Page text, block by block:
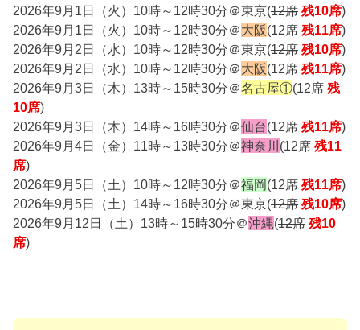
2026年9月1日（火）10時～12時30分＠東京(12席 残10席)
2026年9月1日（火）10時～12時30分＠大阪(12席 残11席)
2026年9月2日（水）10時～12時30分＠東京(12席 残10席)
2026年9月2日（水）10時～12時30分＠大阪(12席 残11席)
2026年9月3日（木）13時～15時30分＠名古屋①(12席 残
10席)
2026年9月3日（木）14時～16時30分＠仙台(12席 残11席)
2026年9月4日（金）11時～13時30分＠神奈川 (12席 残11
席)
2026年9月5日（土）10時～12時30分＠福岡(12席 残11席)
2026年9月5日（土）14時～16時30分＠東京(12席 残10席)
2026年9月12日（土）13時～15時30分＠沖縄(12席 残10
席)